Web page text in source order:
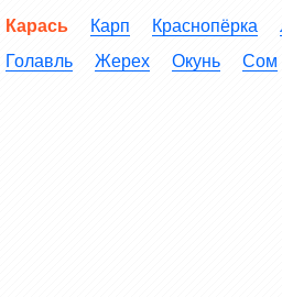
Карась Карп Краснопёрка
Голавль
Жерех Окунь Сом